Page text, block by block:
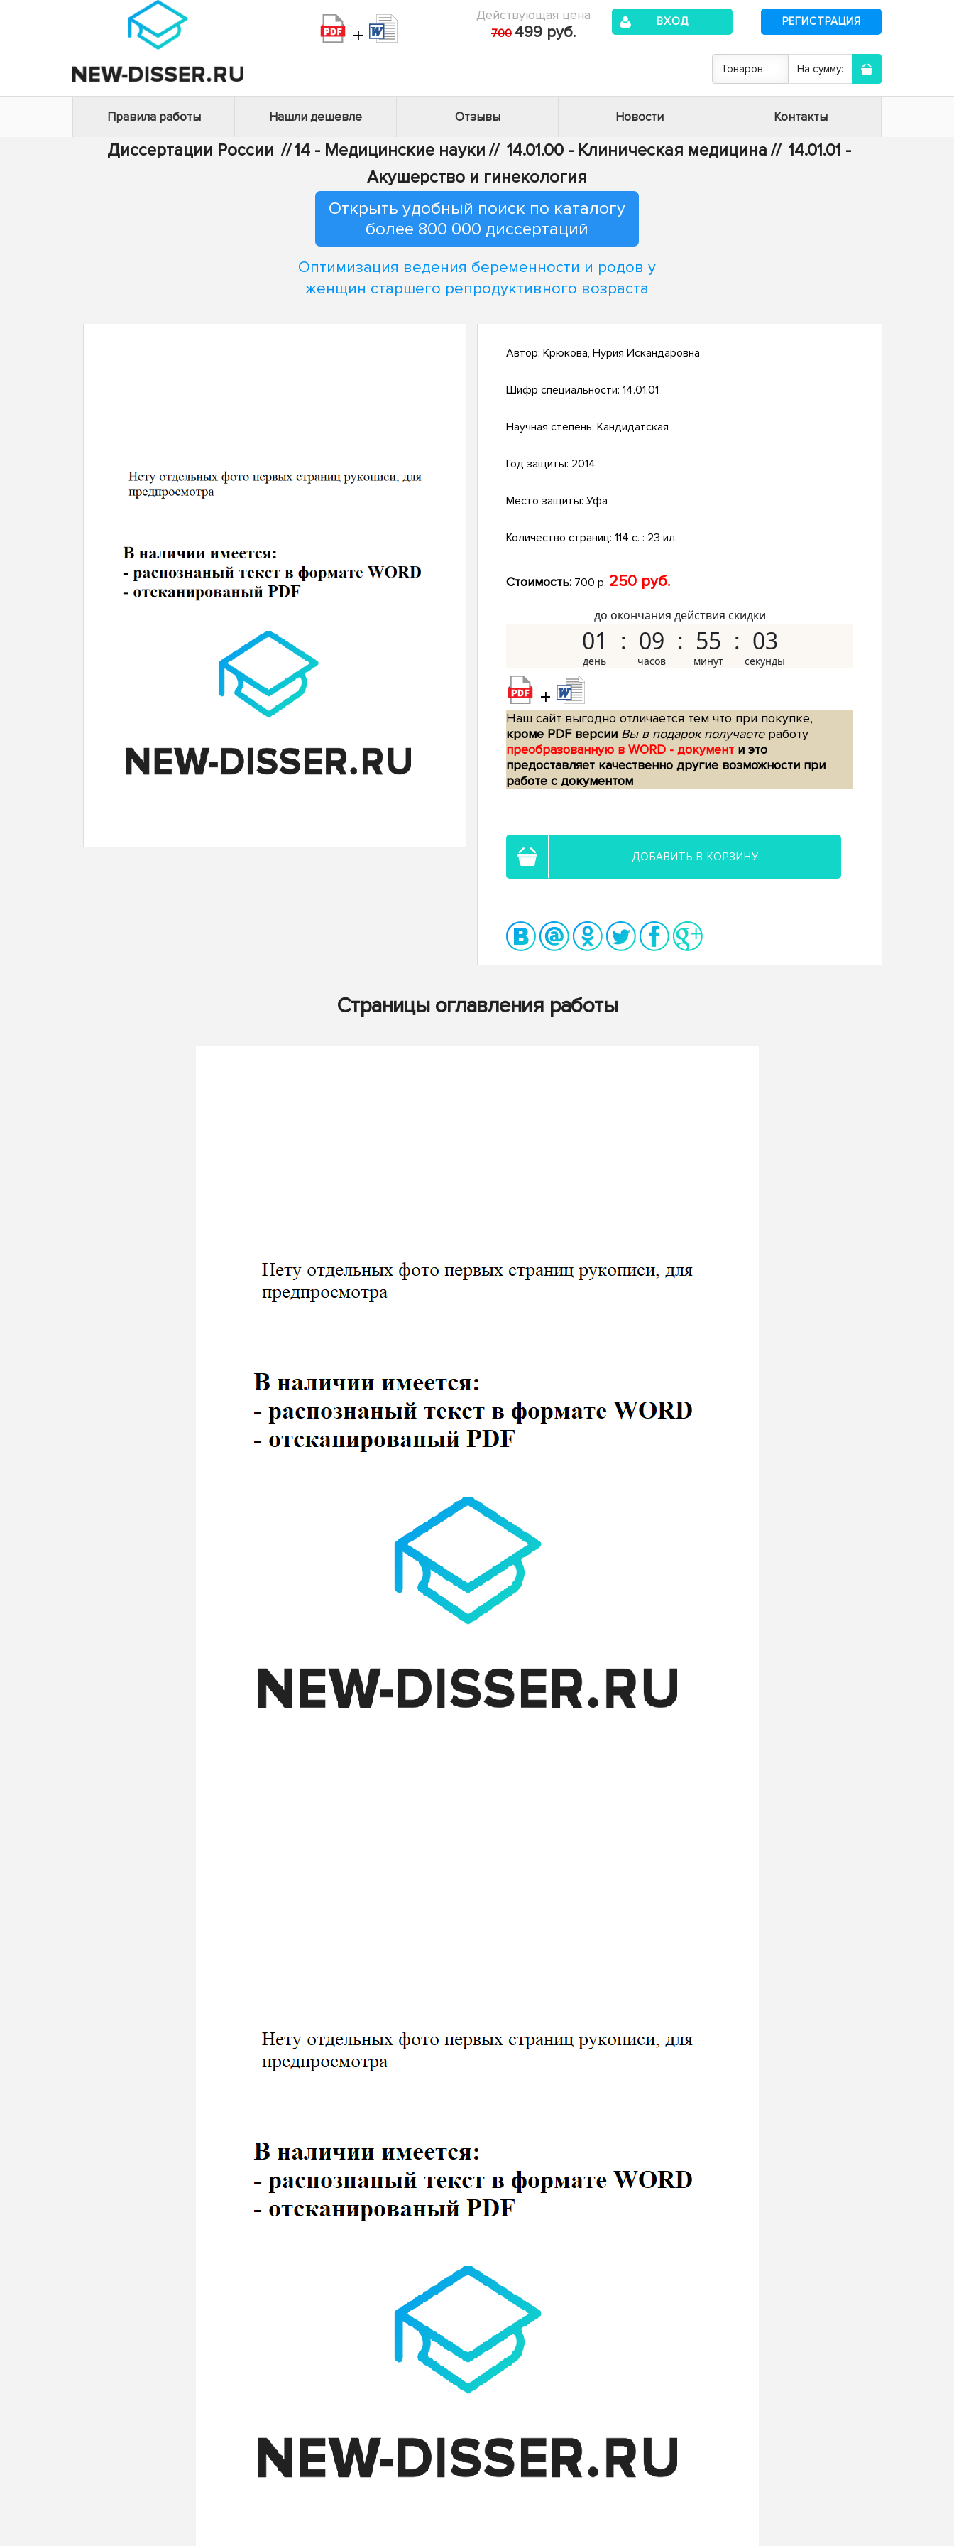
+
Действующая цена
700 499 руб.
ВХОД РЕГИСТРАЦИЯ
Товаров: На сумму:
Правила работы Нашли дешевле Отзывы Новости Контакты
Диссертации России //14 - Медицинские науки // 14.01.00 - Клиническая медицина // 14.01.01 -
Акушерство и гинекология
Открыть удобный поиск по каталогу
более 800 000 диссертаций
Оптимизация ведения беременности и родов у
женщин старшего репродуктивного возраста
Автор: Крюкова, Нурия Искандаровна
Шифр специальности: 14.01.01
Научная степень: Кандидатская
Год защиты: 2014
Место защиты: Уфа
Количество страниц: 114 с. : 23 ил.
Стоимость: 700 р.250 руб.
до окончания действия скидки
01 09 55 02
+
Наш сайт выгодно отличается тем что при покупке,
кроме PDF версии Вы в подарок получаетеработу
преобразованную в WORD - документ и это
предоставляет качественно другие возможности при
работе с документом
ДОБАВИТЬ В КОРЗИНУ
Страницы оглавления работы